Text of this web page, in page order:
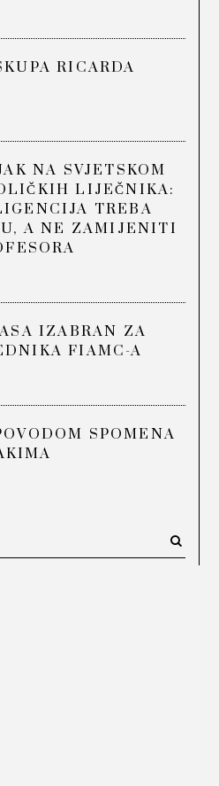
RICARDA
NA SVJETSKOM
LIJEČNIKA:
TREBA
A NE ZAMIJENITI
IZABRAN ZA
FIAMC-A
SPOMENA